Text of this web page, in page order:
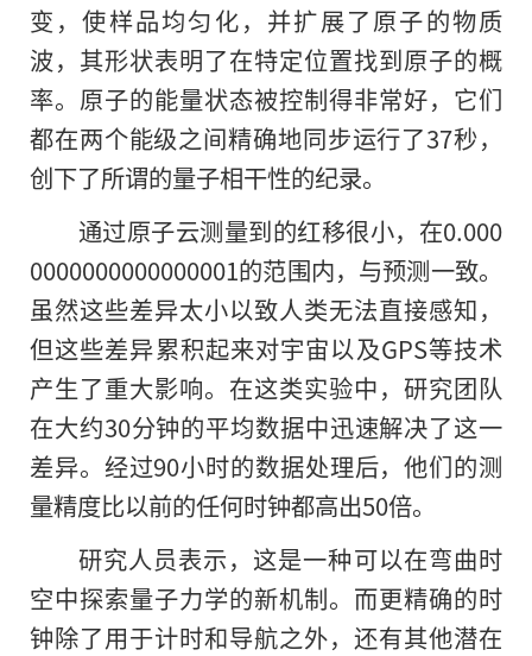
变，使样品均匀化，并扩展了原子的物质
波，其形状表明了在特定位置找到原子的概
率。原子的能量状态被控制得非常好，它们
都在两个能级之间精确地同步运行了37秒，
创下了所谓的量子相干性的纪录。
通过原子云测量到的红移很小，在0.000
0000000000000001的范围内，与预测一致。
虽然这些差异太小以致人类无法直接感知，
但这些差异累积起来对宇宙以及GPS等技术
产生了重大影响。在这类实验中，研究团队
在大约30分钟的平均数据中迅速解决了这一
差异。经过90小时的数据处理后，他们的测
量精度比以前的任何时钟都高出50倍。
研究人员表示，这是一种可以在弯曲时
空中探索量子力学的新机制。而更精确的时
钟除了用于计时和导航之外，还有其他潜在